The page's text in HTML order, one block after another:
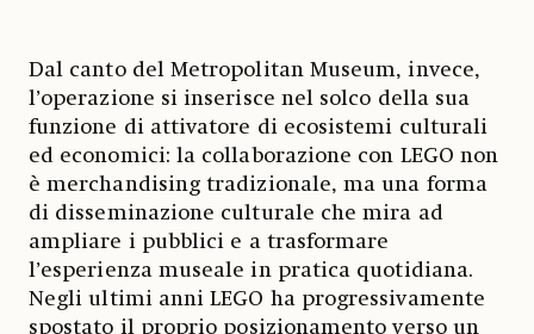
Dal canto del Metropolitan Museum, invece,
l’operazione si inserisce nel solco della sua
funzione di attivatore di ecosistemi culturali
ed economici: la collaborazione con LEGO non
è merchandising tradizionale, ma una forma
di disseminazione culturale che mira ad
ampliare i pubblici e a trasformare
l’esperienza museale in pratica quotidiana.
Negli ultimi anni LEGO ha progressivamente
spostato il proprio posizionamento verso un